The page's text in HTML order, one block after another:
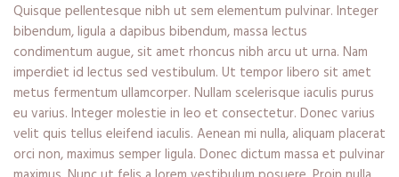
Quisque pellentesque nibh ut sem elementum pulvinar. Integer
bibendum, ligula a dapibus bibendum, massa lectus
condimentum augue, sit amet rhoncus nibh arcu ut urna. Nam
imperdiet id lectus sed vestibulum. Ut tempor libero sit amet
metus fermentum ullamcorper. Nullam scelerisque iaculis purus
eu varius. Integer molestie in leo et consectetur. Donec varius
velit quis tellus eleifend iaculis. Aenean mi nulla, aliquam placerat
orci non, maximus semper ligula. Donec dictum massa et pulvinar